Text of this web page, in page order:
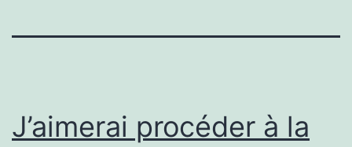
J’aimerai procéder à la